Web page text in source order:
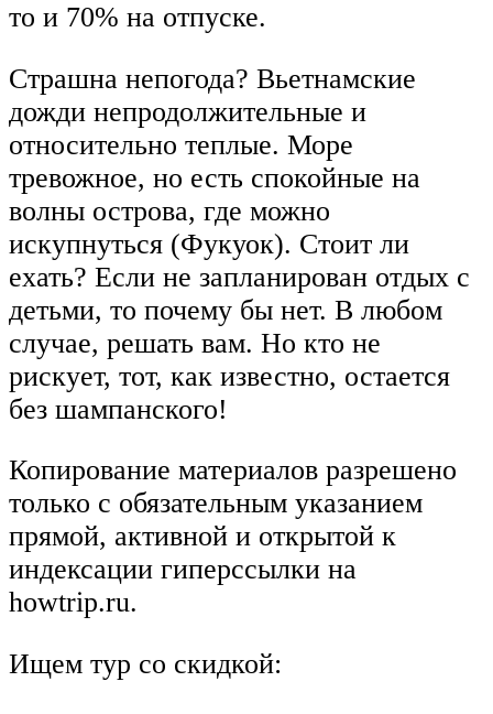
то и 70% на отпуске.
Страшна непогода? Вьетнамские
дожди непродолжительные и
относительно теплые. Море
тревожное, но есть спокойные на
волны острова, где можно
искупнуться (Фукуок). Стоит ли
ехать? Если не запланирован отдых с
детьми, то почему бы нет. В любом
случае, решать вам. Но кто не
рискует, тот, как известно, остается
без шампанского!
Копирование материалов разрешено
только с обязательным указанием
прямой, активной и открытой к
индексации гиперссылки на
howtrip.ru.
Ищем тур со скидкой: